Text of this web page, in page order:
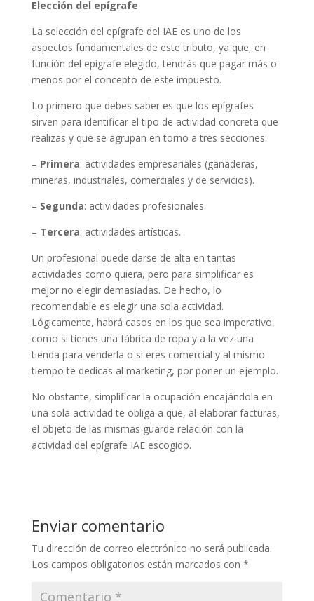
Elección del epígrafe
La selección del epígrafe del IAE es uno de los
aspectos fundamentales de este tributo, ya que, en
función del epígrafe elegido, tendrás que pagar más o
menos por el concepto de este impuesto.
Lo primero que debes saber es que los epígrafes
sirven para identificar el tipo de actividad concreta que
realizas y que se agrupan en torno a tres secciones:
– Primera: actividades empresariales (ganaderas,
mineras, industriales, comerciales y de servicios).
– Segunda: actividades profesionales.
– Tercera: actividades artísticas.
Un profesional puede darse de alta en tantas
actividades como quiera, pero para simplificar es
mejor no elegir demasiadas. De hecho, lo
recomendable es elegir una sola actividad.
Lógicamente, habrá casos en los que sea imperativo,
como si tienes una fábrica de ropa y a la vez una
tienda para venderla o si eres comercial y al mismo
tiempo te dedicas al marketing, por poner un ejemplo.
No obstante, simplificar la ocupación encajándola en
una sola actividad te obliga a que, al elaborar facturas,
el objeto de las mismas guarde relación con la
actividad del epígrafe IAE escogido.
Enviar comentario
Tu dirección de correo electrónico no será publicada.
Los campos obligatorios están marcados con *